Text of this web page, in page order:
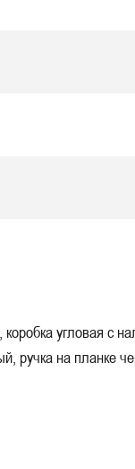
угловая с
ручка на планке